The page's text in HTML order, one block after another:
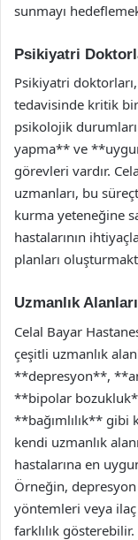
sunmayı
Psikiyatri
Psikiyatri
tedavisinde kritik
psikolojik
yapma** ve
görevleri vardır.
uzmanları, bu
kurma yeteneğine
hastalarının
planları
Uzmanlık Alanları
Celal Bayar
çeşitli uzmanlık
**depresyon**,
**bipolar
**bağımlılık** gibi
kendi uzmanlık
hastalarına en
Örneğin,
yöntemleri veya
farklılık gösterebilir.